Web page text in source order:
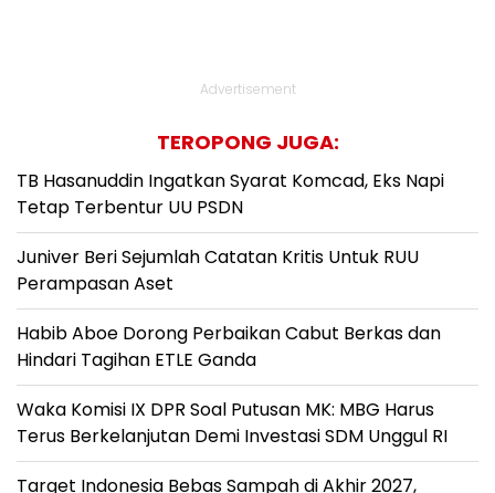
Advertisement
TEROPONG JUGA:
TB Hasanuddin Ingatkan Syarat Komcad, Eks Napi
Tetap Terbentur UU PSDN
Juniver Beri Sejumlah Catatan Kritis Untuk RUU
Perampasan Aset
Habib Aboe Dorong Perbaikan Cabut Berkas dan
Hindari Tagihan ETLE Ganda
Waka Komisi IX DPR Soal Putusan MK: MBG Harus
Terus Berkelanjutan Demi Investasi SDM Unggul RI
Target Indonesia Bebas Sampah di Akhir 2027,